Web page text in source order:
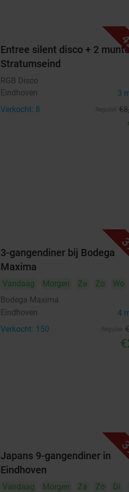
Entree silent disco + 2
Stratumseind
RGB Disco
Eindhoven
3
Verkocht: 8 €8
3-gangendiner bij Bodega
Maxima
Vandaag Morgen Za Zo
Wo
Bodega Maxima
Eindhoven 4
Verkocht: 150
Japans 9-gangendiner in
Eindhoven
Vandaag Morgen Za Zo Di